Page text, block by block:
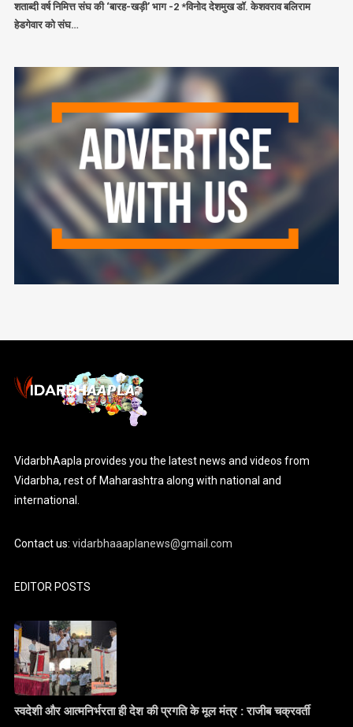
शताब्दी वर्ष निमित्त संघ की ‘बारह-खड़ी’ भाग -2 *विनोद देशमुख डॉ. केशवराव बलिराम
हेडगेवार को संघ…
VidarbhAapla provides you the latest news and videos from
Vidarbha, rest of Maharashtra along with national and
international.
Contact us:vidarbhaaaplanews@gmail.com
EDITOR POSTS
स्वदेशी और आत्मनिर्भरता ही देश की प्रगति के मूल मंत्र : राजीब चक्रवर्ती